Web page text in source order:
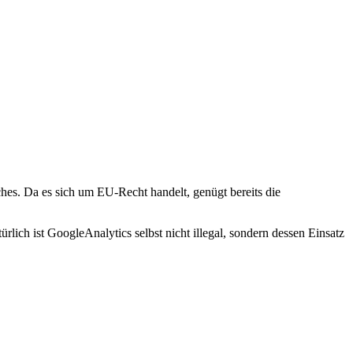
Da es sich um EU-Recht handelt, genügt bereits die
ist GoogleAnalytics selbst nicht illegal, sondern dessen Einsatz